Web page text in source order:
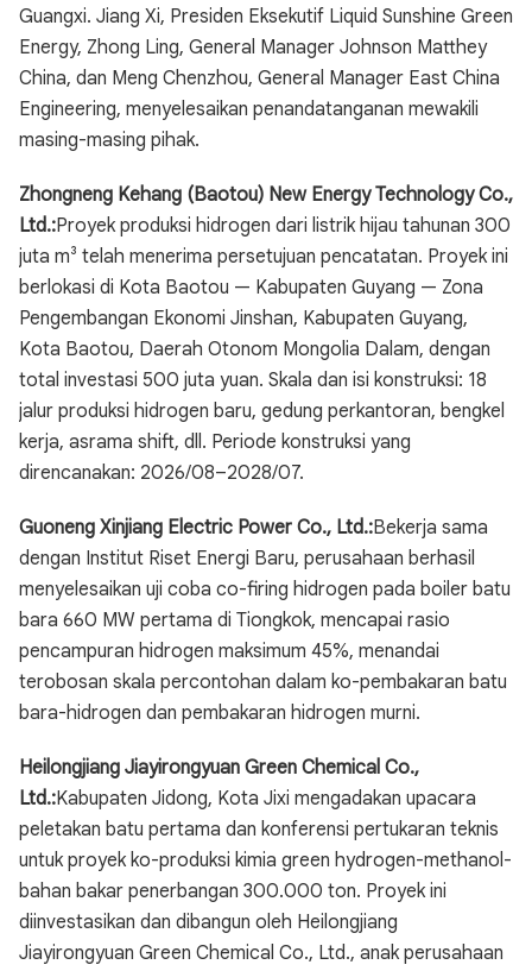
Guangxi. Jiang Xi, Presiden Eksekutif Liquid Sunshine Green
Energy, Zhong Ling, General Manager Johnson Matthey
China, dan Meng Chenzhou, General Manager East China
Engineering, menyelesaikan penandatanganan mewakili
masing-masing pihak.
Zhongneng Kehang (Baotou) New Energy Technology Co.,
Ltd.:Proyek produksi hidrogen dari listrik hijau tahunan 300
juta m³ telah menerima persetujuan pencatatan. Proyek ini
berlokasi di Kota Baotou — Kabupaten Guyang — Zona
Pengembangan Ekonomi Jinshan, Kabupaten Guyang,
Kota Baotou, Daerah Otonom Mongolia Dalam, dengan
total investasi 500 juta yuan. Skala dan isi konstruksi: 18
jalur produksi hidrogen baru, gedung perkantoran, bengkel
kerja, asrama shift, dll. Periode konstruksi yang
direncanakan: 2026/08–2028/07.
Guoneng Xinjiang Electric Power Co., Ltd.:Bekerja sama
dengan Institut Riset Energi Baru, perusahaan berhasil
menyelesaikan uji coba co-firing hidrogen pada boiler batu
bara 660 MW pertama di Tiongkok, mencapai rasio
pencampuran hidrogen maksimum 45%, menandai
terobosan skala percontohan dalam ko-pembakaran batu
bara-hidrogen dan pembakaran hidrogen murni.
Heilongjiang Jiayirongyuan Green Chemical Co.,
Ltd.:Kabupaten Jidong, Kota Jixi mengadakan upacara
peletakan batu pertama dan konferensi pertukaran teknis
untuk proyek ko-produksi kimia green hydrogen-methanol-
bahan bakar penerbangan 300.000 ton. Proyek ini
diinvestasikan dan dibangun oleh Heilongjiang
Jiayirongyuan Green Chemical Co., Ltd., anak perusahaan